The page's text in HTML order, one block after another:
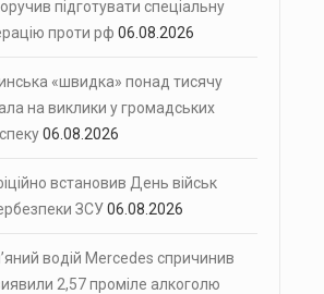
підготувати спеціальну
проти рф 06.08.2026
«швидка» понад тисячу
на виклики у громадських
06.08.2026
встановив День військ
ЗСУ06.08.2026
водій Mercedes спричинив
2,57 проміле алкоголю